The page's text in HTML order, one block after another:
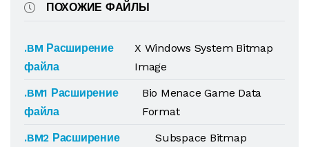
ПОХОЖИЕ ФАЙЛЫ
.BM Расширение
файла
X Windows System Bitmap
Image
.BM1 Расширение
файла
Bio Menace Game Data
Format
.BM2 Расширение
Subspace Bitmap